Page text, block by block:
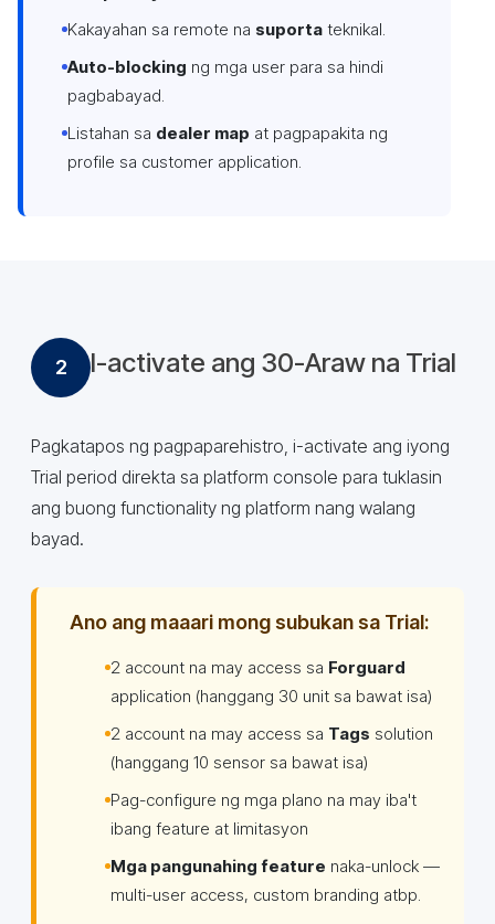
Kakayahan sa remote na suporta teknikal.
Auto-blocking ng mga user para sa hindi
pagbabayad.
Listahan sa dealer map at pagpapakita ng
profile sa customer application.
2 I-activate ang 30-Araw na Trial
Pagkatapos ng pagpaparehistro, i-activate ang iyong
Trial period direkta sa platform console para tuklasin
ang buong functionality ng platform nang walang
bayad.
Ano ang maaari mong subukan sa Trial:
2 account na may access sa Forguard
application (hanggang 30 unit sa bawat isa)
2 account na may access sa Tags solution
(hanggang 10 sensor sa bawat isa)
Pag-configure ng mga plano na may iba't
ibang feature at limitasyon
Mga pangunahing feature naka-unlock —
multi-user access, custom branding atbp.